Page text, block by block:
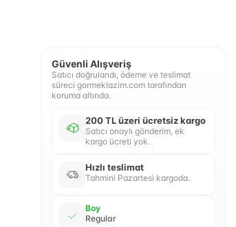
Güvenli Alışveriş
Satıcı doğrulandı, ödeme ve teslimat
süreci gormeklazim.com tarafından
koruma altında.
200 TL üzeri ücretsiz kargo
Satıcı onaylı gönderim, ek
kargo ücreti yok.
Hızlı teslimat
Tahmini Pazartesi kargoda.
Boy
Regular